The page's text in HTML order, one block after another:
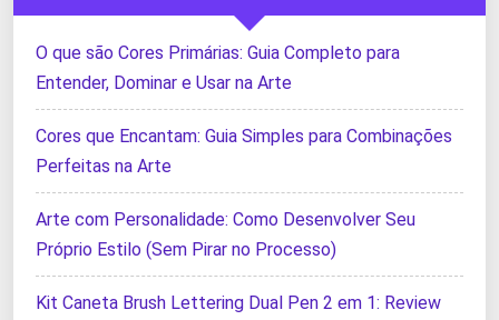
O que são Cores Primárias: Guia Completo para
Entender, Dominar e Usar na Arte
Cores que Encantam: Guia Simples para Combinações
Perfeitas na Arte
Arte com Personalidade: Como Desenvolver Seu
Próprio Estilo (Sem Pirar no Processo)
Kit Caneta Brush Lettering Dual Pen 2 em 1: Review